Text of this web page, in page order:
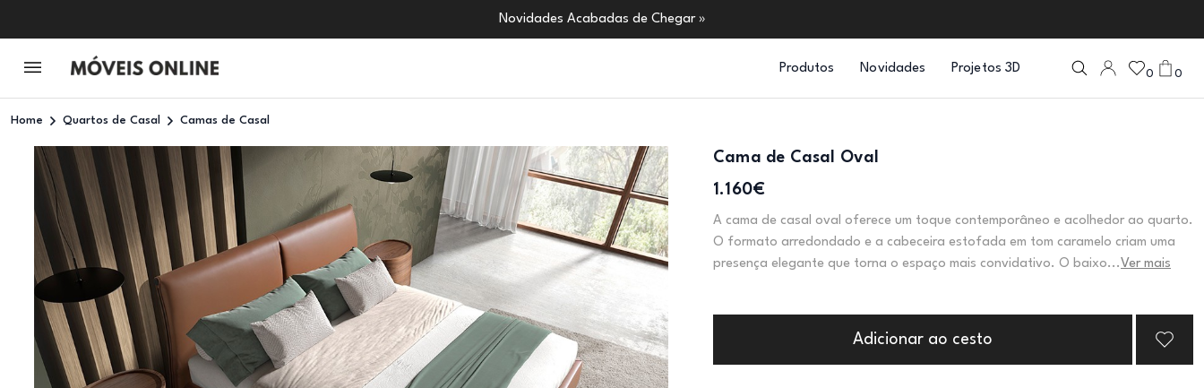
Novidades Acabadas de Chegar »
Produtos Novidades Projetos 3D 0 0
Home Quartos de Casal Camas de Casal
Cama de Casal Oval
1.160€
A cama de casal oval oferece um toque contemporâneo e acolhedor ao quarto.
O formato arredondado e a cabeceira estofada em tom caramelo criam uma
presença elegante que torna o espaço mais convidativo. O baixo... Ver mais
Adicionar ao cesto